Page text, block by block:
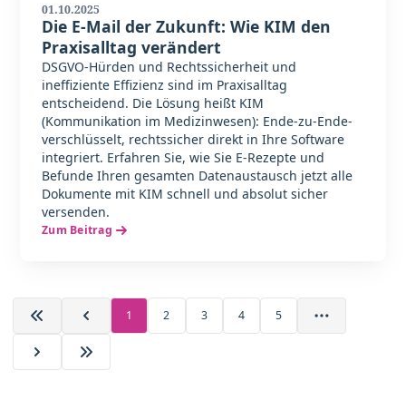
01.10.2025
Die E-Mail der Zukunft: Wie KIM den
Praxisalltag verändert
DSGVO-Hürden und Rechtssicherheit und
ineffiziente Effizienz sind im Praxisalltag
entscheidend. Die Lösung heißt KIM
(Kommunikation im Medizinwesen): Ende-zu-Ende-
verschlüsselt, rechtssicher direkt in Ihre Software
integriert. Erfahren Sie, wie Sie E-Rezepte und
Befunde Ihren gesamten Datenaustausch jetzt alle
Dokumente mit KIM schnell und absolut sicher
versenden.
Zum Beitrag
1 2 3 4 5